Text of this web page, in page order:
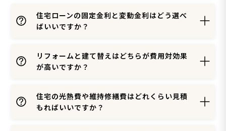
住宅ローンの固定金利と変動金利はどう選べ
ばいいですか？
リフォームと建て替えはどちらが費用対効果
が高いですか？
住宅の光熱費や維持修繕費はどれくらい見積
もればいいですか？